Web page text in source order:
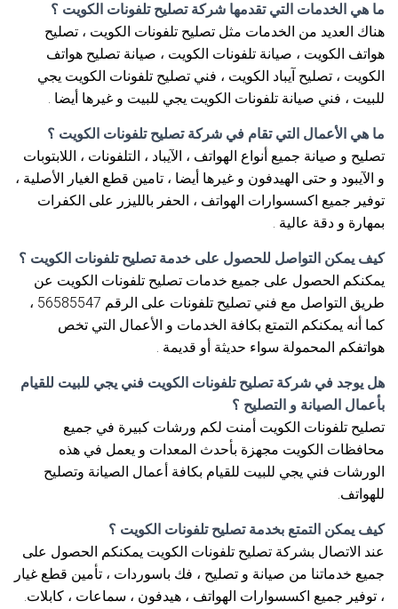
ما هي الخدمات التي تقدمها شركة تصليح تلفونات الكويت ؟
هناك العديد من الخدمات مثل تصليح تلفونات الكويت ، تصليح
هواتف الكويت ، صيانة تلفونات الكويت ، صيانة تصليح هواتف
الكويت ، تصليح آيباد الكويت ، فني تصليح تلفونات الكويت يجي
للبيت ، فني صيانة تلفونات الكويت يجي للبيت و غيرها أيضا .
ما هي الأعمال التي تقام في شركة تصليح تلفونات الكويت ؟
تصليح و صيانة جميع أنواع الهواتف ، الآيباد ، التلفونات ، اللابتوبات
و الآيبود و حتى الهيدفون و غيرها أيضا ، تامين قطع الغيار الأصلية ،
توفير جميع اكسسوارات الهواتف ، الحفر بالليزر على الكفرات
بمهارة و دقة عالية .
كيف يمكن التواصل للحصول على خدمة تصليح تلفونات الكويت ؟
يمكنكم الحصول على جميع خدمات تصليح تلفونات الكويت عن
طريق التواصل مع فني تصليح تلفونات على الرقم 56585547 ،
كما أنه يمكنكم التمتع بكافة الخدمات و الأعمال التي تخص
هواتفكم المحمولة سواء حديثة أو قديمة .
هل يوجد في شركة تصليح تلفونات الكويت فني يجي للبيت للقيام
بأعمال الصيانة و التصليح ؟
تصليح تلفونات الكويت أمنت لكم ورشات كبيرة في جميع
محافظات الكويت مجهزة بأحدث المعدات و يعمل في هذه
الورشات فني يجي للبيت للقيام بكافة أعمال الصيانة وتصليح
للهواتف.
كيف يمكن التمتع بخدمة تصليح تلفونات الكويت ؟
عند الاتصال بشركة تصليح تلفونات الكويت يمكنكم الحصول على
جميع خدماتنا من صيانة و تصليح ، فك باسوردات ، تأمين قطع غيار
، توفير جميع اكسسوارات الهواتف ، هيدفون ، سماعات ، كابلات.